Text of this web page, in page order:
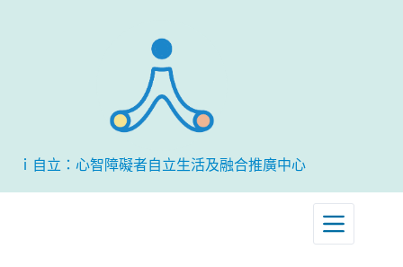
ｉ自立：心智障礙者自立生活及融合推廣中心